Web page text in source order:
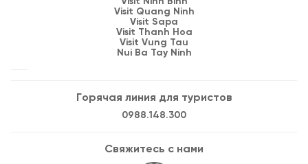
Visit Quang Ninh
Visit Sapa
Visit Thanh Hoa
Visit Vung Tau
Nui Ba Tay Ninh
Горячая линия для туристов
0988.148.300
Свяжитесь с нами